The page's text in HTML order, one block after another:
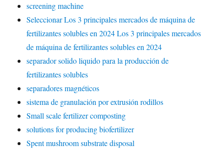
screening machine
Seleccionar Los 3 principales mercados de máquina de
fertilizantes solubles en 2024 Los 3 principales mercados
de máquina de fertilizantes solubles en 2024
separador solido liquido para la producción de
fertilizantes solubles
separadores magnéticos
sistema de granulación por extrusión rodillos
Small scale fertilizer composting
solutions for producing biofertilizer
Spent mushroom substrate disposal